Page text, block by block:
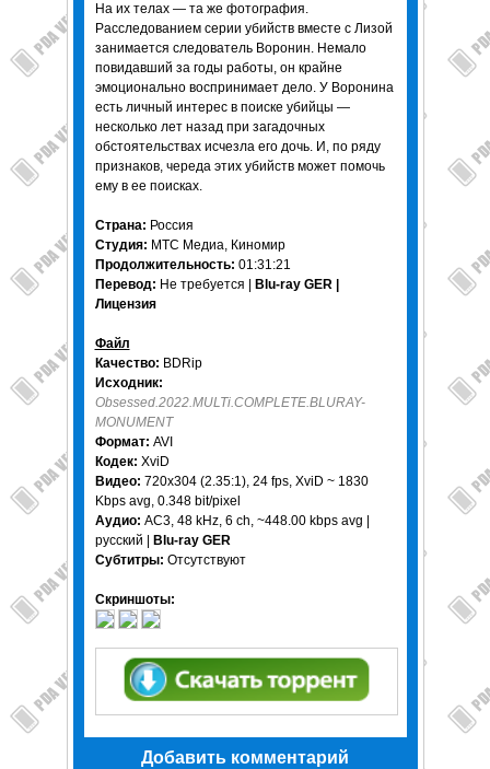
На их телах — та же фотография.
Расследованием серии убийств вместе с Лизой
занимается следователь Воронин. Немало
повидавший за годы работы, он крайне
эмоционально воспринимает дело. У Воронина
есть личный интерес в поиске убийцы —
несколько лет назад при загадочных
обстоятельствах исчезла его дочь. И, по ряду
признаков, череда этих убийств может помочь
ему в ее поисках.
Страна: Россия
Студия: МТС Медиа, Киномир
Продолжительность: 01:31:21
Перевод: Не требуется |
Blu-ray GER |
Лицензия
Файл
Качество: BDRip
Исходник:
Obsessed.2022.MULTi.COMPLETE.BLURAY-
MONUMENT
Формат: AVI
Кодек: XviD
Видео: 720x304 (2.35:1), 24 fps, XviD ~ 1830
Kbps avg, 0.348 bit/pixel
Аудио: AC3, 48 kHz, 6 ch, ~448.00 kbps avg |
русский |
Blu-ray GER
Субтитры: Отсутствуют
Скриншоты:
Добавить комментарий